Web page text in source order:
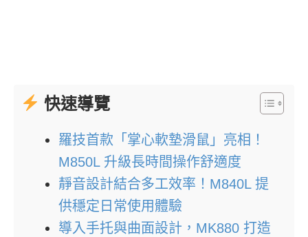
快速導覽
羅技首款「掌心軟墊滑鼠」亮相！
M850L 升級長時間操作舒適度
靜音設計結合多工效率！M840L 提
供穩定日常使用體驗
導入手托與曲面設計，MK880 打造